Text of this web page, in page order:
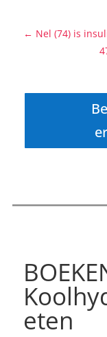
← Nel (74) is
eten